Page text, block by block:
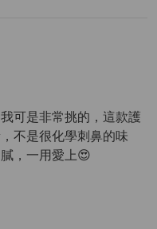
可是非常挑的，這款護
不是很化學刺鼻的味
，一用愛上😍